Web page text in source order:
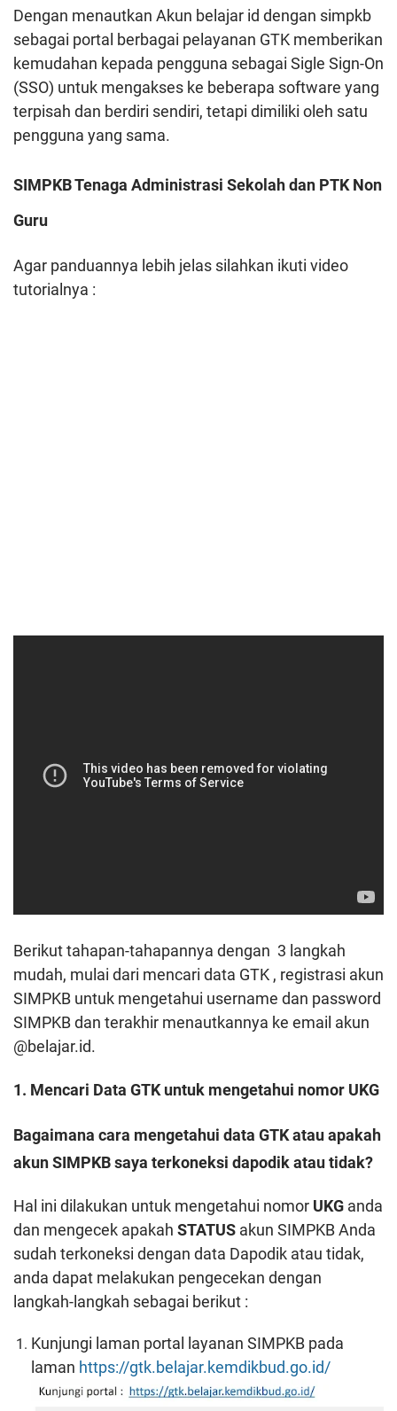
Dengan menautkan Akun belajar id dengan simpkb
sebagai portal berbagai pelayanan GTK memberikan
kemudahan kepada pengguna sebagai Sigle Sign-On
(SSO) untuk mengakses ke beberapa software yang
terpisah dan berdiri sendiri, tetapi dimiliki oleh satu
pengguna yang sama.
SIMPKB Tenaga Administrasi Sekolah dan PTK Non
Guru
Agar panduannya lebih jelas silahkan ikuti video
tutorialnya :
Berikut tahapan-tahapannya dengan 3 langkah
mudah, mulai dari mencari data GTK , registrasi akun
SIMPKB untuk mengetahui username dan password
SIMPKB dan terakhir menautkannya ke email akun
@belajar.id.
1. Mencari Data GTK untuk mengetahui nomor UKG
Bagaimana cara mengetahui data GTK atau apakah
akun SIMPKB saya terkoneksi dapodik atau tidak?
Hal ini dilakukan untuk mengetahui nomor UKG anda
dan mengecek apakah STATUS akun SIMPKB Anda
sudah terkoneksi dengan data Dapodik atau tidak,
anda dapat melakukan pengecekan dengan
langkah-langkah sebagai berikut :
Kunjungi laman portal layanan SIMPKB pada
laman https://gtk.belajar.kemdikbud.go.id/